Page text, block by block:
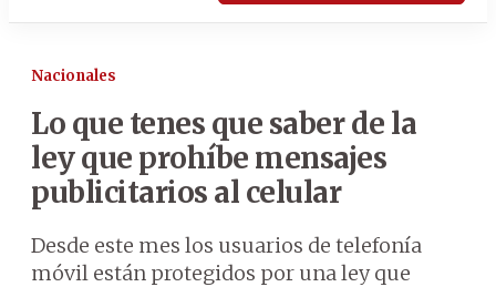
Nacionales
Lo que tenes que saber de la
ley que prohíbe mensajes
publicitarios al celular
Desde este mes los usuarios de telefonía
móvil están protegidos por una ley que